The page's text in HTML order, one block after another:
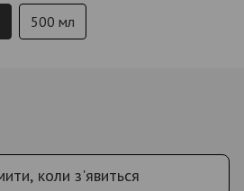
500 мл
коли з'явиться